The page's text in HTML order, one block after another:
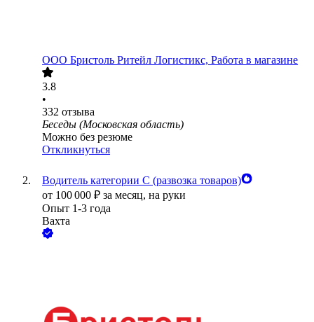
ООО Бристоль Ритейл Логистикс, Работа в магазине
3.8
•
332 отзыва
Беседы (Московская область)
Можно без резюме
Откликнуться
Водитель категории С (развозка товаров)
от 100 000 ₽ за месяц, на руки
Опыт 1-3 года
Вахта